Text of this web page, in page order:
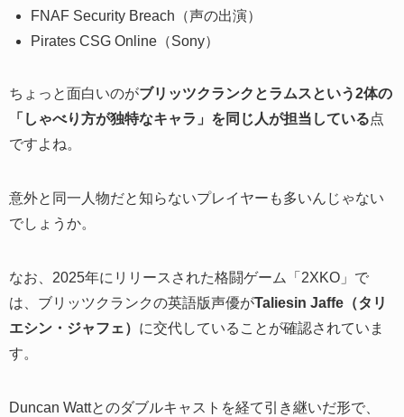
FNAF Security Breach（声の出演）
Pirates CSG Online（Sony）
ちょっと面白いのがブリッツクランクとラムスという2体の
「しゃべり方が独特なキャラ」を同じ人が担当している点
ですよね。
意外と同一人物だと知らないプレイヤーも多いんじゃない
でしょうか。
なお、2025年にリリースされた格闘ゲーム「2XKO」で
は、ブリッツクランクの英語版声優がTaliesin Jaffe（タリ
エシン・ジャフェ） に交代していることが確認されていま
す。
Duncan Wattとのダブルキャストを経て引き継いだ形で、